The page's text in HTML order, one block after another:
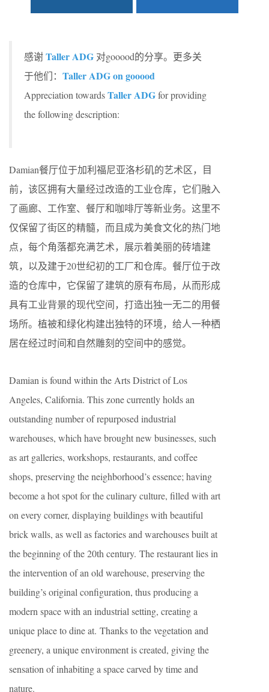
感谢Taller ADG 对gooood的分享。更多关
于他们： Taller ADG on gooood
Appreciation towardsTaller ADGfor providing
the following description:
Damian餐厅位于加利福尼亚洛杉矶的艺术区，目
前，该区拥有大量经过改造的工业仓库，它们融入
了画廊、工作室、餐厅和咖啡厅等新业务。这里不
仅保留了街区的精髓，而且成为美食文化的热门地
点，每个角落都充满艺术，展示着美丽的砖墙建
筑，以及建于20世纪初的工厂和仓库。餐厅位于改
造的仓库中，它保留了建筑的原有布局，从而形成
具有工业背景的现代空间，打造出独一无二的用餐
场所。植被和绿化构建出独特的环境，给人一种栖
居在经过时间和自然雕刻的空间中的感觉。
Damian is found within the Arts District of Los
Angeles, California. This zone currently holds an
outstanding number of repurposed industrial
warehouses, which have brought new businesses, such
as art galleries, workshops, restaurants, and coffee
shops, preserving the neighborhood’s essence; having
become a hot spot for the culinary culture, filled with art
on every corner, displaying buildings with beautiful
brick walls, as well as factories and warehouses built at
the beginning of the 20th century. The restaurant lies in
the intervention of an old warehouse, preserving the
building’s original configuration, thus producing a
modern space with an industrial setting, creating a
unique place to dine at. Thanks to the vegetation and
greenery, a unique environment is created, giving the
sensation of inhabiting a space carved by time and
nature.